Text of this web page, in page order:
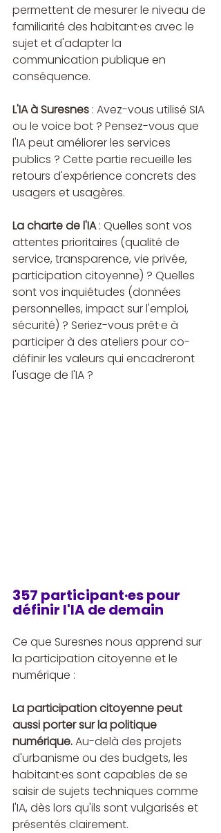
permettent de mesurer le niveau de
familiarité des habitant·es avec le
sujet et d'adapter la
communication publique en
conséquence.
L'IA à Suresnes : Avez-vous utilisé SIA
ou le voice bot ? Pensez-vous que
l'IA peut améliorer les services
publics ? Cette partie recueille les
retours d'expérience concrets des
usagers et usagères.
La charte de l'IA : Quelles sont vos
attentes prioritaires (qualité de
service, transparence, vie privée,
participation citoyenne) ? Quelles
sont vos inquiétudes (données
personnelles, impact sur l'emploi,
sécurité) ? Seriez-vous prêt·e à
participer à des ateliers pour co-
définir les valeurs qui encadreront
l'usage de l'IA ?
357 participant·es pour
définir l'IA de demain
Ce que Suresnes nous apprend sur
la participation citoyenne et le
numérique :
La participation citoyenne peut
aussi porter sur la politique
numérique. Au-delà des projets
d'urbanisme ou des budgets, les
habitant·es sont capables de se
saisir de sujets techniques comme
l'IA, dès lors qu'ils sont vulgarisés et
présentés clairement.